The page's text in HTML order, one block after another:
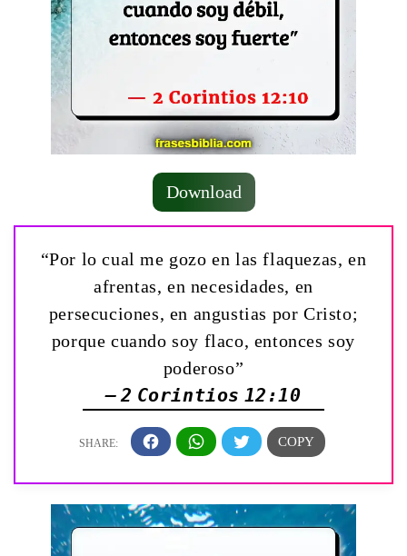
Download
“Por lo cual me gozo en las flaquezas, en
afrentas, en necesidades, en
persecuciones, en angustias por Cristo;
porque cuando soy flaco, entonces soy
poderoso”
— 2 Corintios 12:10